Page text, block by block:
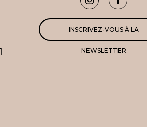
INSCRIVEZ-VOUS À LA
NEWSLETTER